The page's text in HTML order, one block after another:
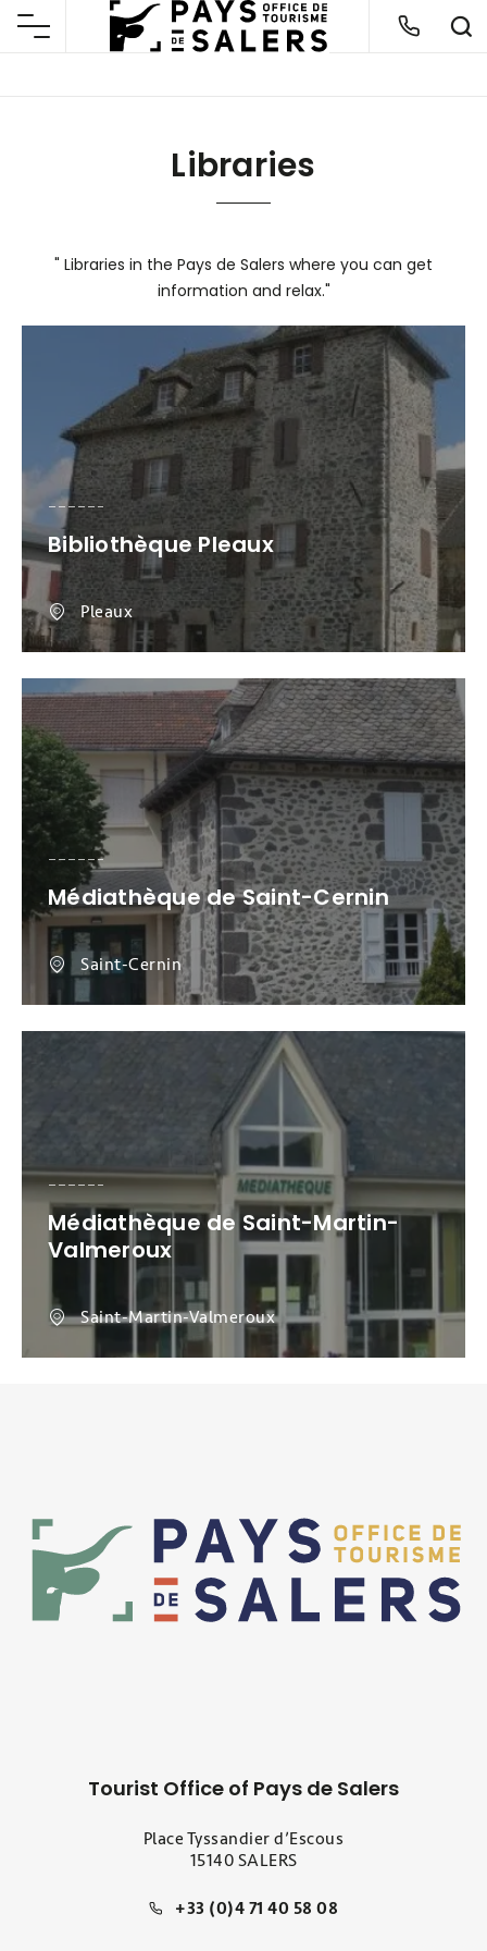
Libraries
" Libraries in the Pays de Salers where you can get
information and relax."
Bibliothèque Pleaux
Pleaux
Médiathèque de Saint-Cernin
Saint-Cernin
Médiathèque de Saint-Martin-
Valmeroux
Saint-Martin-Valmeroux
Tourist Office of Pays de Salers
Place Tyssandier d’Escous
15140 SALERS
+33 (0)4 71 40 58 08